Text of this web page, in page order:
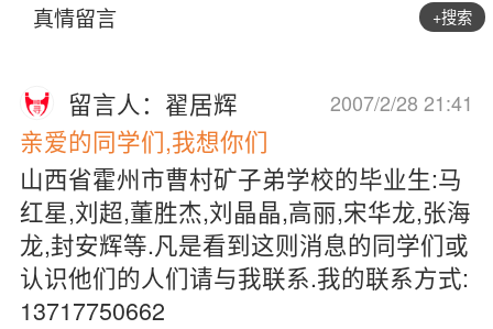
+搜索
真情留言
2007/2/28 21:41
留言人：翟居辉
亲爱的同学们,我想你们
山西省霍州市曹村矿子弟学校的毕业生:马
红星,刘超,董胜杰,刘晶晶,高丽,宋华龙,张海
龙,封安辉等.凡是看到这则消息的同学们或
认识他们的人们请与我联系.我的联系方式:
13717750662